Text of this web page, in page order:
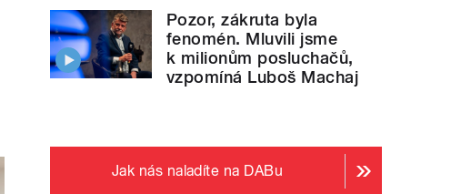
Pozor, zákruta byla
fenomén. Mluvili jsme
k milionům posluchačů,
vzpomíná Luboš Machaj
Jak nás naladíte na DABu